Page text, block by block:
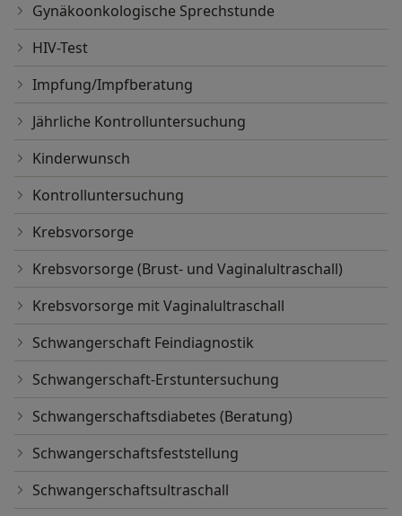
Gynäkoonkologische Sprechstunde
HIV-Test
Impfung/Impfberatung
Jährliche Kontrolluntersuchung
Kinderwunsch
Kontrolluntersuchung
Krebsvorsorge
Krebsvorsorge (Brust- und Vaginalultraschall)
Krebsvorsorge mit Vaginalultraschall
Schwangerschaft Feindiagnostik
Schwangerschaft-Erstuntersuchung
Schwangerschaftsdiabetes (Beratung)
Schwangerschaftsfeststellung
Schwangerschaftsultraschall